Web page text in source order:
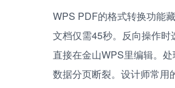
WPS PDF的格式转换功能
文档仅需45秒。反向操作时
直接在金山WPS里编辑。
数据分页断裂。设计师常用